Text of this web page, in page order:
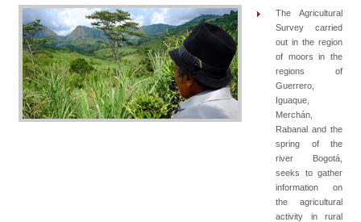
The Agricultural
Survey carried
out in the region
of moors in the
regions of
Guerrero,
Iguaque,
Merchán,
Rabanal and the
spring of the
river Bogotá,
seeks to gather
information on
the agricultural
activity in rural